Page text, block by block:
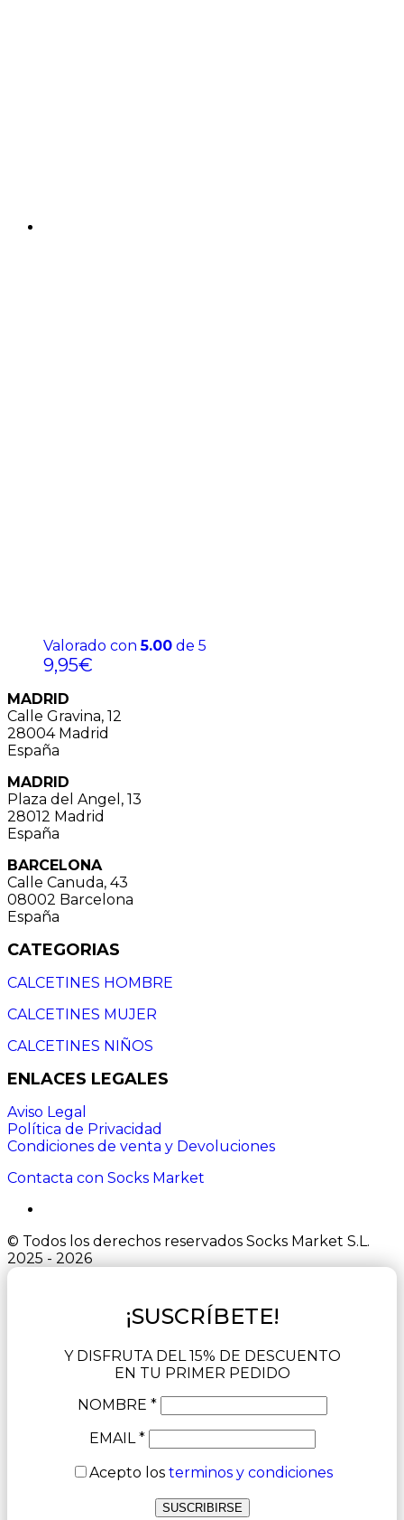
Valorado con5.00 de 5
9,95€
MADRID
Calle Gravina, 12
28004 Madrid
España
MADRID
Plaza del Angel, 13
28012 Madrid
España
BARCELONA
Calle Canuda, 43
08002 Barcelona
España
CATEGORIAS
CALCETINES HOMBRE
CALCETINES MUJER
CALCETINES NIÑOS
ENLACES LEGALES
Aviso Legal
Política de Privacidad
Condiciones de venta y Devoluciones
Contacta con Socks Market
© Todos los derechos reservados Socks Market S.L.
2025 - 2026
¡SUSCRÍBETE!
Y DISFRUTA DEL 15% DE DESCUENTO
EN TU PRIMER PEDIDO
NOMBRE *
EMAIL *
Acepto los terminos y condiciones